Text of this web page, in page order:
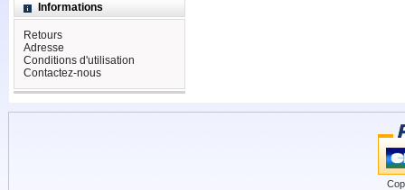
Informations
Retours
Adresse
Conditions d'utilisation
Contactez-nous